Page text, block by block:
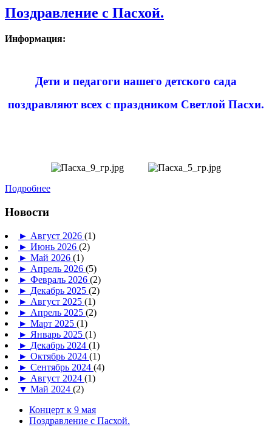
Поздравление с Пасхой.
Информация:
Дети и педагоги нашего детского сада
поздравляют всех с праздником Светлой Пасхи.
Подробнее
Новости
► Август 2026 (1)
► Июнь 2026 (2)
► Май 2026 (1)
► Апрель 2026 (5)
► Февраль 2026 (2)
► Декабрь 2025 (2)
► Август 2025 (1)
► Апрель 2025 (2)
► Март 2025 (1)
► Январь 2025 (1)
► Декабрь 2024 (1)
► Октябрь 2024 (1)
► Сентябрь 2024 (4)
► Август 2024 (1)
▼ Май 2024 (2)
Концерт к 9 мая
Поздравление с Пасхой.